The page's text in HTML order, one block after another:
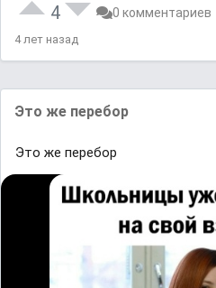
4 0 комментариев
4 лет назад
Это же перебор
Это же перебор